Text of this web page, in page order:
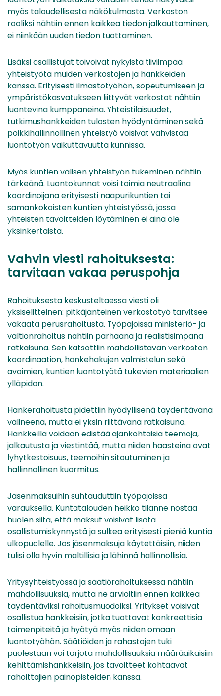
myös taloudellisesta näkökulmasta. Verkoston
rooliksi nähtiin ennen kaikkea tiedon jalkauttaminen,
ei niinkään uuden tiedon tuottaminen.
Lisäksi osallistujat toivoivat nykyistä tiiviimpää
yhteistyötä muiden verkostojen ja hankkeiden
kanssa. Erityisesti ilmastotyöhön, sopeutumiseen ja
ympäristökasvatukseen liittyvät verkostot nähtiin
luontevina kumppaneina. Yhteistilaisuudet,
tutkimushankkeiden tulosten hyödyntäminen sekä
poikkihallinnollinen yhteistyö voisivat vahvistaa
luontotyön vaikuttavuutta kunnissa.
Myös kuntien välisen yhteistyön tukeminen nähtiin
tärkeänä. Luontokunnat voisi toimia neutraalina
koordinoijana erityisesti naapurikuntien tai
samankokoisten kuntien yhteistyössä, jossa
yhteisten tavoitteiden löytäminen ei aina ole
yksinkertaista.
Vahvin viesti rahoituksesta:
tarvitaan vakaa peruspohja
Rahoituksesta keskusteltaessa viesti oli
yksiselitteinen: pitkäjänteinen verkostotyö tarvitsee
vakaata perusrahoitusta. Työpajoissa ministeriö- ja
valtionrahoitus nähtiin parhaana ja realistisimpana
ratkaisuna. Sen katsottiin mahdollistavan verkoston
koordinaation, hankehakujen valmistelun sekä
avoimien, kuntien luontotyötä tukevien materiaalien
ylläpidon.
Hankerahoitusta pidettiin hyödyllisenä täydentävänä
välineenä, mutta ei yksin riittävänä ratkaisuna.
Hankkeilla voidaan edistää ajankohtaisia teemoja,
jalkautusta ja viestintää, mutta niiden haasteina ovat
lyhytkestoisuus, teemoihin sitoutuminen ja
hallinnollinen kuormitus.
Jäsenmaksuihin suhtauduttiin työpajoissa
varauksella. Kuntatalouden heikko tilanne nostaa
huolen siitä, että maksut voisivat lisätä
osallistumiskynnystä ja sulkea erityisesti pieniä kuntia
ulkopuolelle. Jos jäsenmaksuja käytettäisiin, niiden
tulisi olla hyvin maltillisia ja lähinnä hallinnollisia.
Yritysyhteistyössä ja säätiörahoituksessa nähtiin
mahdollisuuksia, mutta ne arvioitiin ennen kaikkea
täydentäviksi rahoitusmuodoiksi. Yritykset voisivat
osallistua hankkeisiin, jotka tuottavat konkreettisia
toimenpiteitä ja hyötyä myös niiden omaan
luontotyöhön. Säätiöiden ja rahastojen tuki
puolestaan voi tarjota mahdollisuuksia määräaikaisiin
kehittämishankkeisiin, jos tavoitteet kohtaavat
rahoittajien painopisteiden kanssa.